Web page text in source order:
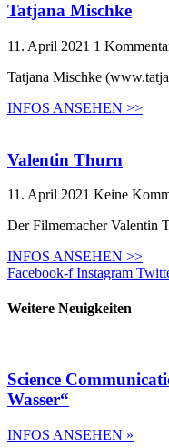
Tatjana Mischke
11. April 2021 1
Tatjana Mischke
INFOS ANSEHEN >>
Valentin Thurn
11. April 2021 Keine
Der Filmemacher Valentin
INFOS ANSEHEN >>
Facebook-f Instagram
Weitere Neuigkeiten
Science
Wasser“
INFOS ANSEHEN »